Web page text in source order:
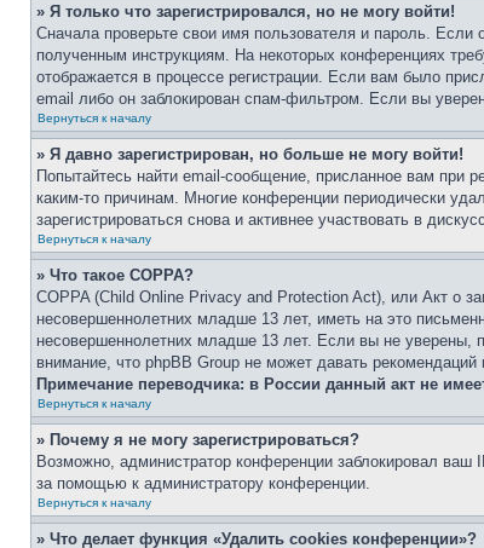
» Я только что зарегистрировался, но не могу войти!
Сначала проверьте свои имя пользователя и пароль.
полученным инструкциям. На некоторых конференциях
отображается в процессе регистрации. Если вам было
email либо он заблокирован спам-фильтром. Если вы
Вернуться к началу
» Я давно зарегистрирован, но больше не могу войти!
Попытайтесь найти email-сообщение, присланное вам при
каким-то причинам. Многие конференции периодически
зарегистрироваться снова и активнее участвовать в
Вернуться к началу
» Что такое COPPA?
COPPA (Child Online Privacy and Protection Act), или Акт о
несовершеннолетних младше 13 лет, иметь на это
несовершеннолетних младше 13 лет. Если вы не уверены,
внимание, что phpBB Group не может давать
Примечание переводчика: в России данный акт не
Вернуться к началу
» Почему я не могу зарегистрироваться?
Возможно, администратор конференции заблокировал ваш
за помощью к администратору конференции.
Вернуться к началу
» Что делает функция «Удалить cookies конференции»?